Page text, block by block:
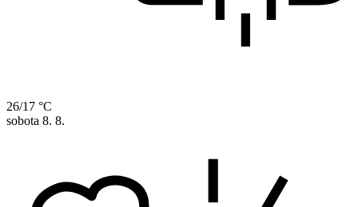
26/17 °C
sobota 8. 8.